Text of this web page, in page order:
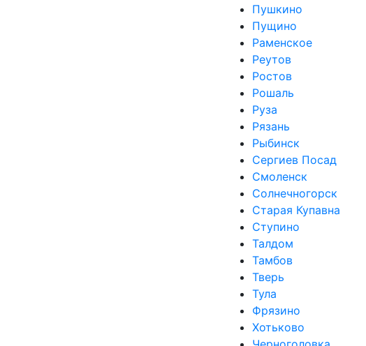
Пушкино
Пущино
Раменское
Реутов
Ростов
Рошаль
Руза
Рязань
Рыбинск
Сергиев Посад
Смоленск
Солнечногорск
Старая Купавна
Ступино
Талдом
Тамбов
Тверь
Тула
Фрязино
Хотьково